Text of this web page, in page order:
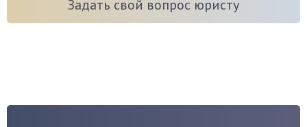
Задать свой вопрос юристу